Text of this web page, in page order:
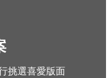
挑選喜愛版面